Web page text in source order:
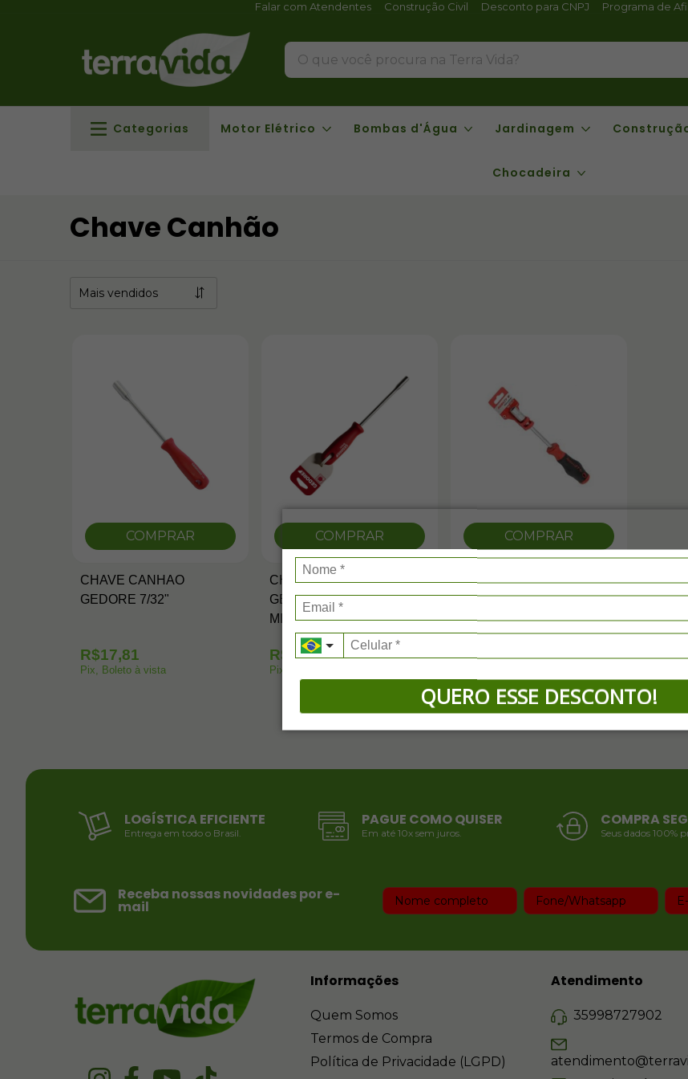
QUERO ESSE DESCONTO!
Falar com Atendentes Construção Civil Desconto para CNPJ Programa de
Categorias Motor Elétrico Bombas d'Água Jardinagem
Chocadeira
Chave Canhão
COMPRAR
CHAVE CANHAO
GEDORE 7/32"
R$17,81
Pix, Boleto à vista
COMPRAR
CHAVE CANHAO
GEDORE RED 8
MILIMETROS R38490824
R$21,21
Pix, Boleto à vista
COMPRAR
CHAVE CANHÃO
GEDORE RED 12
MILÍMETROS R038491224
R$30,89
LOGÍSTICA EFICIENTE
Entrega em todo o Brasil.
PAGUE COMO QUISER
Em até 10x sem juros.
COMPRA
Seus dados 100%
Receba nossas novidades por e-
mail
Informações
Quem Somos
Termos de Compra
Política de Privacidade (LGPD)
Atendimento
35998727902